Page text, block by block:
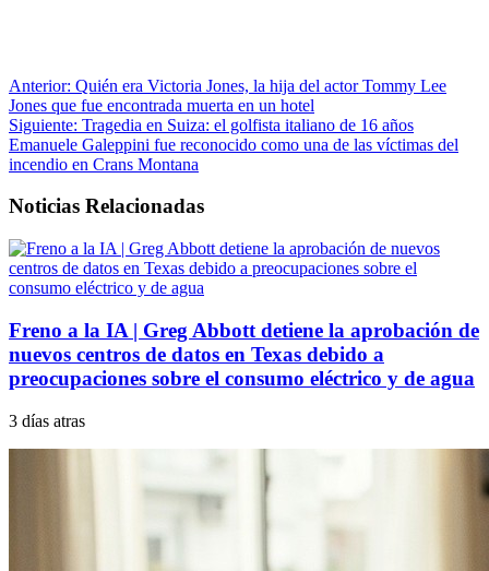
Anterior: Quién era Victoria Jones, la hija del actor Tommy Lee
Jones que fue encontrada muerta en un hotel
Siguiente: Tragedia en Suiza: el golfista italiano de 16 años
Emanuele Galeppini fue reconocido como una de las víctimas del
incendio en Crans Montana
Noticias Relacionadas
Freno a la IA | Greg Abbott detiene la aprobación de
nuevos centros de datos en Texas debido a
preocupaciones sobre el consumo eléctrico y de agua
3 días atras